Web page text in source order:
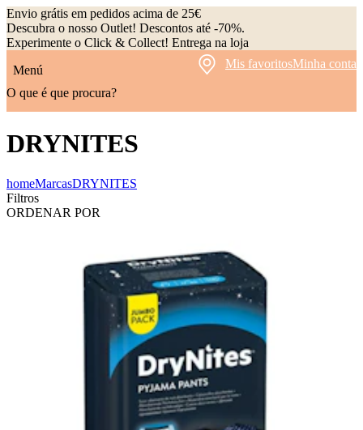
Envio grátis em pedidos acima de 25€
Descubra o nosso Outlet! Descontos até -70%.
Experimente o Click & Collect! Entrega na loja
Menú
Mis favoritosMinha conta
O que é que procura?
DRYNITES
homeMarcasDRYNITES
Filtros
ORDENAR POR